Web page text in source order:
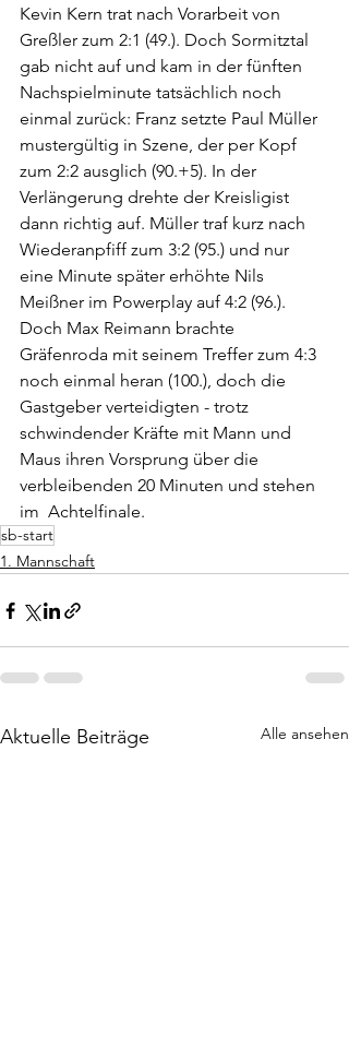
Kevin Kern trat nach Vorarbeit von
Greßler zum 2:1 (49.). Doch Sormitztal
gab nicht auf und kam in der fünften
Nachspielminute tatsächlich noch
einmal zurück: Franz setzte Paul Müller
mustergültig in Szene, der per Kopf
zum 2:2 ausglich (90.+5). In der
Verlängerung drehte der Kreisligist
dann richtig auf. Müller traf kurz nach
Wiederanpfiff zum 3:2 (95.) und nur
eine Minute später erhöhte Nils
Meißner im Powerplay auf 4:2 (96.).
Doch Max Reimann brachte
Gräfenroda mit seinem Treffer zum 4:3
noch einmal heran (100.), doch die
Gastgeber verteidigten - trotz
schwindender Kräfte mit Mann und
Maus ihren Vorsprung über die
verbleibenden 20 Minuten und stehen
im  Achtelfinale.
sb-start
1. Mannschaft
Aktuelle Beiträge Alle ansehen